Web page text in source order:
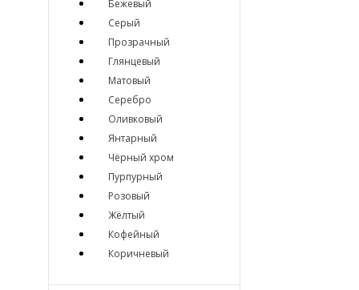
Бежевый
Серый
Прозрачный
Глянцевый
Матовый
Серебро
Оливковый
Янтарный
Чёрный хром
Пурпурный
Розовый
Жёлтый
Кофейный
Коричневый